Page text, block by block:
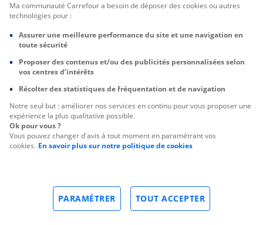
Ma communauté Carrefour a besoin de déposer des cookies ou autres
technologies pour :
Assurer une meilleure performance du site et une navigation en
toute sécurité
Proposer des contenus et/ou des publicités personnalisées selon
vos centres d’intérêts
Récolter des statistiques de fréquentation et de navigation
Notre seul but : améliorer nos services en continu pour vous proposer une
expérience la plus qualitative possible.
Ok pour vous ?
Vous pouvez changer d'avis à tout moment en paramétrant vos
cookies. En savoir plus sur notre politique de cookies
TOUT ACCEPTER
PARAMÉTRER